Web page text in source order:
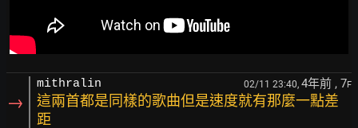
→
mithralin 02/11 23:40, 4年前 , 7F
這兩首都是同樣的歌曲但是速度就有那麼一點差
距